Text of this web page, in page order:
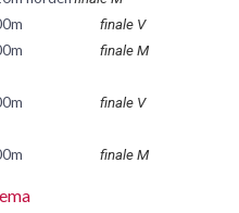
finale V
finale M
finale V
finale M